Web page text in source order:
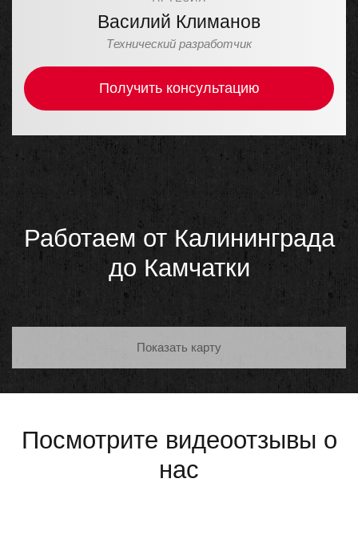
Василий Климанов
Технический разработчик
Получить консультацию
Работаем от Калининграда
до Камчатки
Показать карту
Посмотрите видеоотзывы о
нас